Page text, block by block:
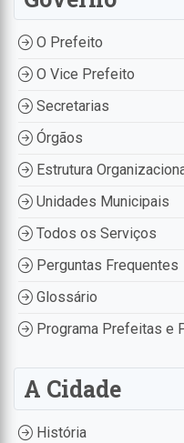
O Prefeito
O Vice Prefeito
Secretarias
Órgãos
Estrutura
Unidades Municipais
Todos os Serviços
Perguntas Frequentes
Glossário
Programa Prefeitas e
A Cidade
História